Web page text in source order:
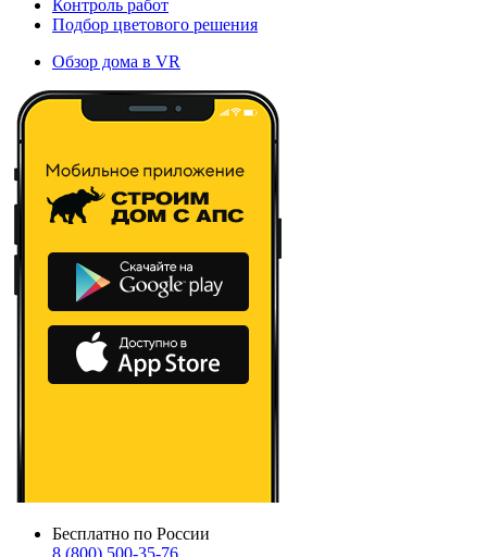
Контроль работ
Подбор цветового решения
Обзор дома в VR
Бесплатно по России